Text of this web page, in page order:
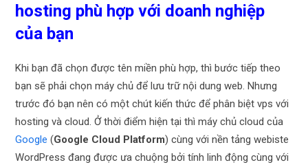
hosting phù hợp với doanh nghiệp
của bạn
Khi bạn đã chọn được tên miền phù hợp, thì bước tiếp theo
bạn sẽ phải chọn máy chủ để lưu trữ nội dung web. Nhưng
trước đó bạn nên có một chút kiến thức để phân biệt vps với
hosting và cloud. Ở thời điểm hiện tại thì máy chủ cloud của
Google (Google Cloud Platform) cùng với nền tảng webiste
WordPress đang được ưa chuộng bởi tính linh động cùng với